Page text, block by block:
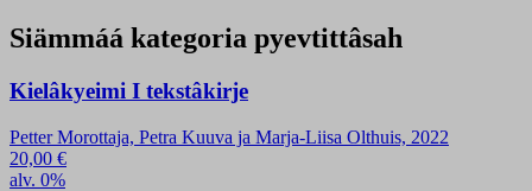
Siämmáá kategoria pyevtittâsah
Kielâkyeimi I tekstâkirje
Petter Morottaja, Petra Kuuva ja Marja-Liisa Olthuis, 2022
20,00 €
alv. 0%